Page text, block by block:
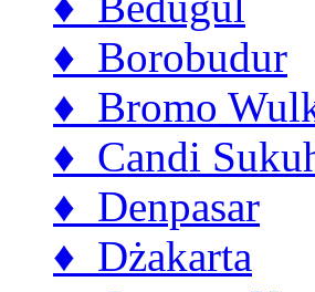
♦ Borobudur
♦ Bromo
♦ Candi
♦ Denpasar
♦ Dżakarta